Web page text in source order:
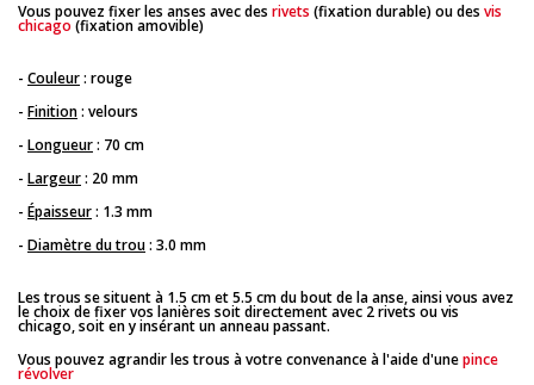
Vous pouvez fixer les anses avec des rivets (fixation durable) ou des vis
chicago (fixation amovible)
- Couleur: rouge
- Finition: velours
- Longueur: 70 cm
- Largeur: 20 mm
- Épaisseur: 1.3 mm
- Diamètre du trou: 3.0 mm
Les trous se situent à 1.5 cm et 5.5 cm du bout de la anse, ainsi vous avez
le choix de fixer vos lanières soit directement avec 2 rivets ou vis
chicago, soit en y insérant un anneau passant.
Vous pouvez agrandir les trous à votre convenance à l'aide d'unepince
révolver